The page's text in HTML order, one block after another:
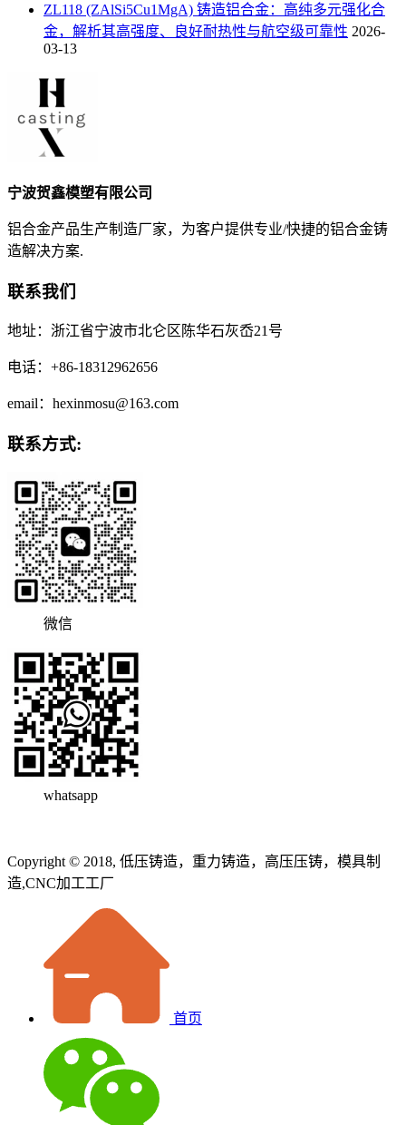
ZL118 (ZAlSi5Cu1MgA) 铸造铝合金：高纯多元强化合
金，解析其高强度、良好耐热性与航空级可靠性 2026-
03-13
宁波贺鑫模塑有限公司
铝合金产品生产制造厂家，为客户提供专业/快捷的铝合金铸
造解决方案.
联系我们
地址：浙江省宁波市北仑区陈华石灰岙21号
电话：+86-18312962656
email：hexinmosu@163.com
联系方式:
微信
whatsapp
Copyright © 2018, 低压铸造，重力铸造，高压压铸，模具制
造,CNC加工工厂
首页